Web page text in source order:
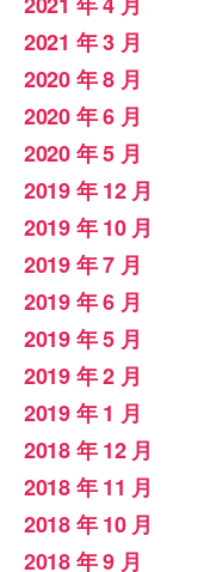
2021 年 3 月
2020 年 8 月
2020 年 6 月
2020 年 5 月
2019 年 12 月
2019 年 10 月
2019 年 7 月
2019 年 6 月
2019 年 5 月
2019 年 2 月
2019 年 1 月
2018 年 12 月
2018 年 11 月
2018 年 10 月
2018 年 9 月